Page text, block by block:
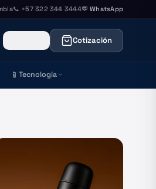
📞 +57 322 344 3444💬 WhatsApp
Cotización
📱 Tecnología